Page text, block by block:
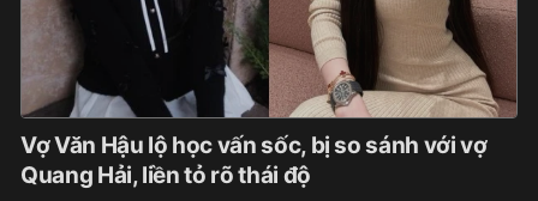
Vợ Văn Hậu lộ học vấn sốc, bị so sánh với vợ
Quang Hải, liền tỏ rõ thái độ